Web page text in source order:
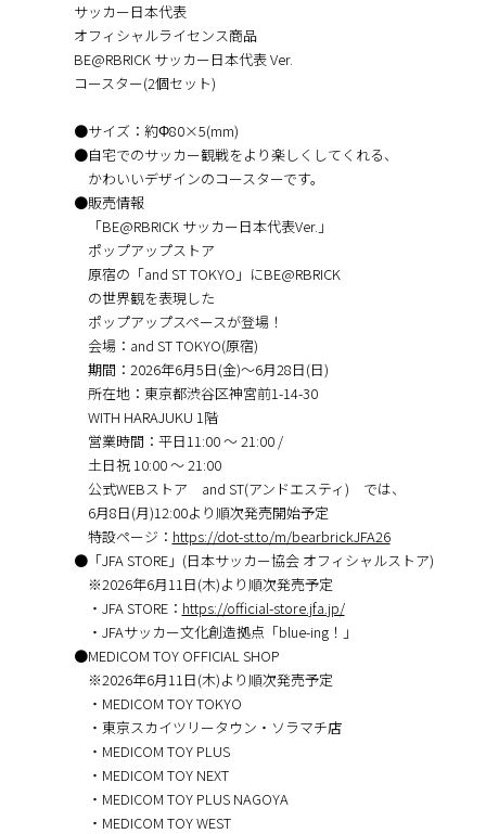
サッカー日本代表
オフィシャルライセンス商品
BE@RBRICK サッカー日本代表 Ver.
コースター(2個セット)
●サイズ：約Φ80×5(mm)
●⾃宅でのサッカー観戦をより楽しくしてくれる、
かわいいデザインのコースターです。
●販売情報
「BE@RBRICK サッカー日本代表Ver.」
ポップアップストア
原宿の「and ST TOKYO」にBE@RBRICK
の世界観を表現した
ポップアップスペースが登場！
会場：and ST TOKYO(原宿)
期間：2026年6月5日(金)〜6月28日(日)
所在地：東京都渋⾕区神宮前1-14-30
WITH HARAJUKU 1階
営業時間：平日11:00 〜 21:00 /
土日祝 10:00 〜 21:00
公式WEBストア and ST(アンドエスティ) では、
6月8日(月)12:00より順次発売開始予定
特設ページ： https://dot-st.to/m/bearbrickJFA26
●「JFA STORE」(日本サッカー協会 オフィシャルストア)
※2026年6月11日(木)より順次発売予定
・JFA STORE： https://official-store.jfa.jp/
・JFAサッカー文化創造拠点「blue-ing！」
●MEDICOM TOY OFFICIAL SHOP
※2026年6⽉11日(木)より順次発売予定
・MEDICOM TOY TOKYO
・東京スカイツリータウン・ソラマチ店
・MEDICOM TOY PLUS
・MEDICOM TOY NEXT
・MEDICOM TOY PLUS NAGOYA
・MEDICOM TOY WEST